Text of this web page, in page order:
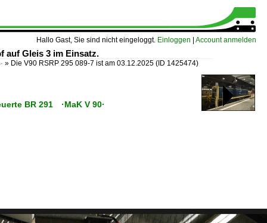
Hallo Gast, Sie sind nicht eingeloggt. Einloggen Account anmelden
auf Gleis 3 im Einsatz.
» Die V90 RSRP 295 089-7 ist am 03.12.2025 (ID 1425474)
BR 291 ·MaK V 90·